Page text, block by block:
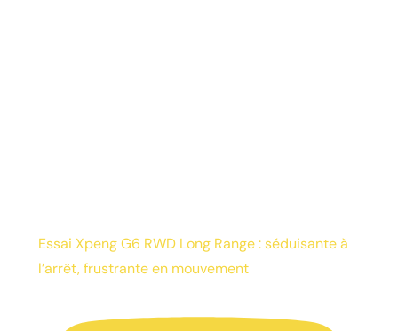
Essai Xpeng G6 RWD Long Range : séduisante à
l’arrêt, frustrante en mouvement